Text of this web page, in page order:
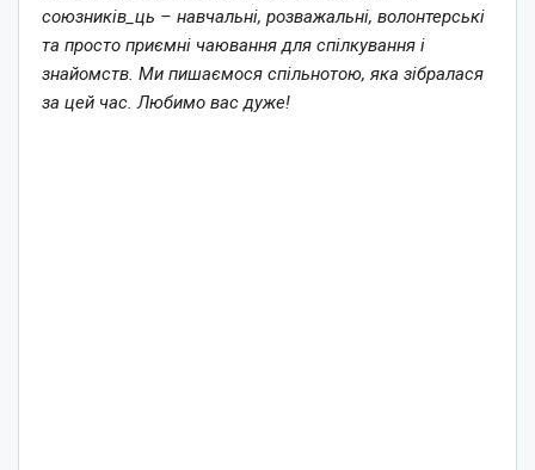
союзників_ць – навчальні, розважальні, волонтерські
та просто приємні чаювання для спілкування і
знайомств. Ми пишаємося спільнотою, яка зібралася
за цей час. Любимо вас дуже!